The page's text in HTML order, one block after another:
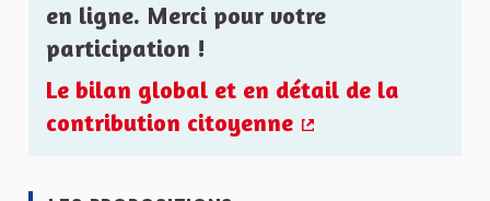
en ligne. Merci pour votre
participation !
Le bilan global et en détail de la
contribution citoyenne